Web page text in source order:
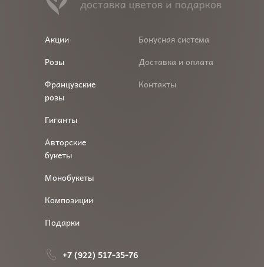
Акции
Розы
Французские
розы
Гиганты
Авторские
букеты
Монобукеты
Композиции
Подарки
Бонусная система
Доставка и оплата
Контакты
+7 (922) 517-35-76